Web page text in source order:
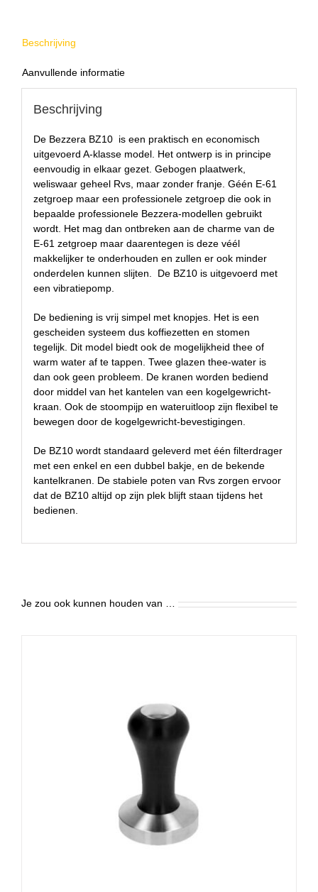
Beschrijving
Aanvullende informatie
Beschrijving
De Bezzera BZ10 is een praktisch en economisch
uitgevoerd A-klasse model. Het ontwerp is in principe
eenvoudig in elkaar gezet. Gebogen plaatwerk,
weliswaar geheel Rvs, maar zonder franje. Géén E-61
zetgroep maar een professionele zetgroep die ook in
bepaalde professionele Bezzera-modellen gebruikt
wordt. Het mag dan ontbreken aan de charme van de
E-61 zetgroep maar daarentegen is deze véél
makkelijker te onderhouden en zullen er ook minder
onderdelen kunnen slijten. De BZ10 is uitgevoerd met
een vibratiepomp.
De bediening is vrij simpel met knopjes. Het is een
gescheiden systeem dus koffiezetten en stomen
tegelijk. Dit model biedt ook de mogelijkheid thee of
warm water af te tappen. Twee glazen thee-water is
dan ook geen probleem. De kranen worden bediend
door middel van het kantelen van een kogelgewricht-
kraan. Ook de stoompijp en wateruitloop zijn flexibel te
bewegen door de kogelgewricht-bevestigingen.
De BZ10 wordt standaard geleverd met één filterdrager
met een enkel en een dubbel bakje, en de bekende
kantelkranen. De stabiele poten van Rvs zorgen ervoor
dat de BZ10 altijd op zijn plek blijft staan tijdens het
bedienen.
Je zou ook kunnen houden van …